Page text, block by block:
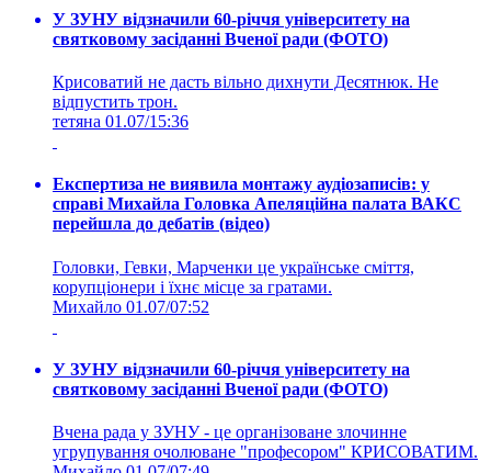
У ЗУНУ відзначили 60-річчя університету на
святковому засіданні Вченої ради (ФОТО)
Крисоватий не дасть вільно дихнути Десятнюк. Не
відпустить трон.
тетяна 01.07/15:36
Експертиза не виявила монтажу аудіозаписів: у
справі Михайла Головка Апеляційна палата ВАКС
перейшла до дебатів (відео)
Головки, Гевки, Марченки це українське сміття,
корупціонери і їхнє місце за гратами.
Михайло 01.07/07:52
У ЗУНУ відзначили 60-річчя університету на
святковому засіданні Вченої ради (ФОТО)
Вчена рада у ЗУНУ - це організоване злочинне
угрупування очолюване "професором" КРИСОВАТИМ.